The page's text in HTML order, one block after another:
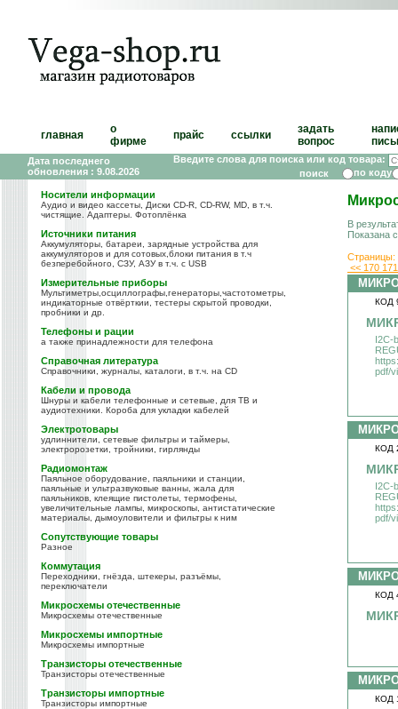
главная
о
фирме
прайс ссылки
задать
вопрос
Дата последнего
обновления : 9.08.2026
Введите слова для поиска или код товара:
по коду
Носители информации
Аудио и видео кассеты, Диски CD-R, CD-RW, MD, в т.ч.
чистящие. Адаптеры. Фотоплёнка
Источники питания
Аккумуляторы, батареи, зарядные устройства для
аккумуляторов и для сотовых,блоки питания в т.ч
безперебойного, СЗУ, АЗУ в т.ч. с USB
Измерительные приборы
Мультиметры,осциллографы,генераторы,частотометры,
индикаторные отвёрткии, тестеры скрытой проводки,
пробники и др.
Телефоны и рации
а также принадлежности для телефона
Справочная литература
Справочники, журналы, каталоги, в т.ч. на CD
Кабели и провода
Шнуры и кабели телефонные и сетевые, для ТВ и
аудиотехники. Короба для укладки кабелей
Электротовары
удлиннители, сетевые фильтры и таймеры,
электророзетки, тройники, гирлянды
Радиомонтаж
Паяльное оборудование, паяльники и станции,
паяльные и ультразвуковые ванны, жала для
паяльников, клеящие пистолеты, термофены,
увеличительные лампы, микроскопы, антистатические
материалы, дымоуловители и фильтры к ним
Сопутствующие товары
Разное
Коммутация
Переходники, гнёзда, штекеры, разъёмы,
переключатели
Микросхемы отечественные
Микросхемы отечественные
Микросхемы импортные
Микросхемы импортные
Транзисторы отечественные
Транзисторы отечественные
Транзисторы импортные
Транзисторы импортные
В
Показана
Страницы:
<< 170
КОД
I2C-
pdf/
КОД
I2C-
pdf/
КОД
КОД